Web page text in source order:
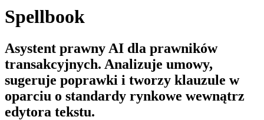
Spellbook
Asystent prawny AI dla prawników
transakcyjnych. Analizuje umowy,
sugeruje poprawki i tworzy klauzule w
oparciu o standardy rynkowe wewnątrz
edytora tekstu.